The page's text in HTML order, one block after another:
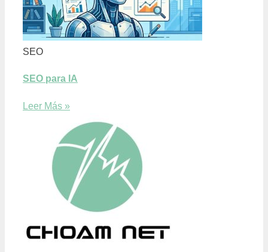
SEO
SEO para IA
Leer Más »